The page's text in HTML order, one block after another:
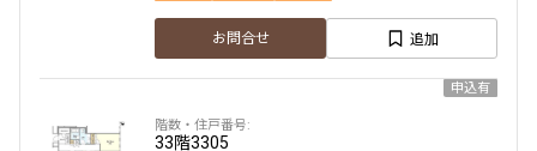
お問合せ 追加
申込有
33階3305